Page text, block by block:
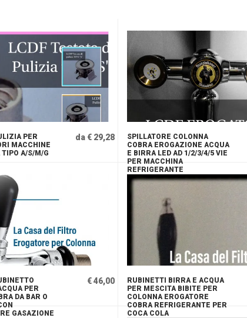
PER
MACCHINE
TIPO A/S/M/G
da € 29,28
SPILLATORE COLONNA
COBRA EROGAZIONE ACQUA
E BIRRA LED AD 1/2/3/4/5 VIE
PER MACCHINA
REFRIGERANTE
PER
DA BAR O
GASAZIONE
€ 46,00
RUBINETTI BIRRA E ACQUA
PER MESCITA BIBITE PER
COLONNA EROGATORE
COBRA REFRIGERANTE PER
COCA COLA